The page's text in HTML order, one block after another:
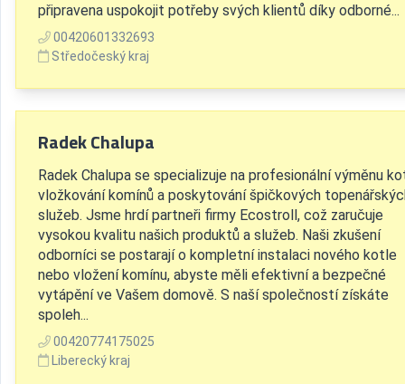
připravena uspokojit potřeby svých klientů díky odborné...
00420601332693
Středočeský kraj
Radek Chalupa
Radek Chalupa se specializuje na profesionální výměnu
vložkování komínů a poskytování špičkových
služeb. Jsme hrdí partneři firmy Ecostroll, což zaručuje
vysokou kvalitu našich produktů a služeb. Naši zkušení
odborníci se postarají o kompletní instalaci nového kotle
nebo vložení komínu, abyste měli efektivní a bezpečné
vytápění ve Vašem domově. S naší společností získáte
spoleh...
00420774175025
Liberecký kraj